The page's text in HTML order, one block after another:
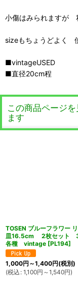
小傷はみられますが
sizeもちょうどよく
■vintageUSED
■直径20cm程
この商品ページ
ます
TOSEN ブルーフラワー
皿16.5cm 2枚セット
各種 vintage [PL194]
1,000円 ～1,400円(税別)
(税込 : 1,100円 ～1,540円)